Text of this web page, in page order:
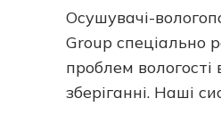
Осушувачі-
Group спеціально
проблем
зберіганні. Наші